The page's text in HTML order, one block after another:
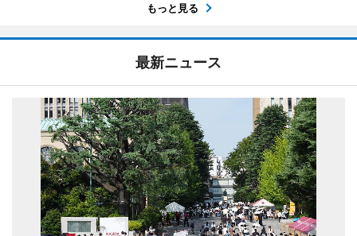
もっと見る
最新ニュース